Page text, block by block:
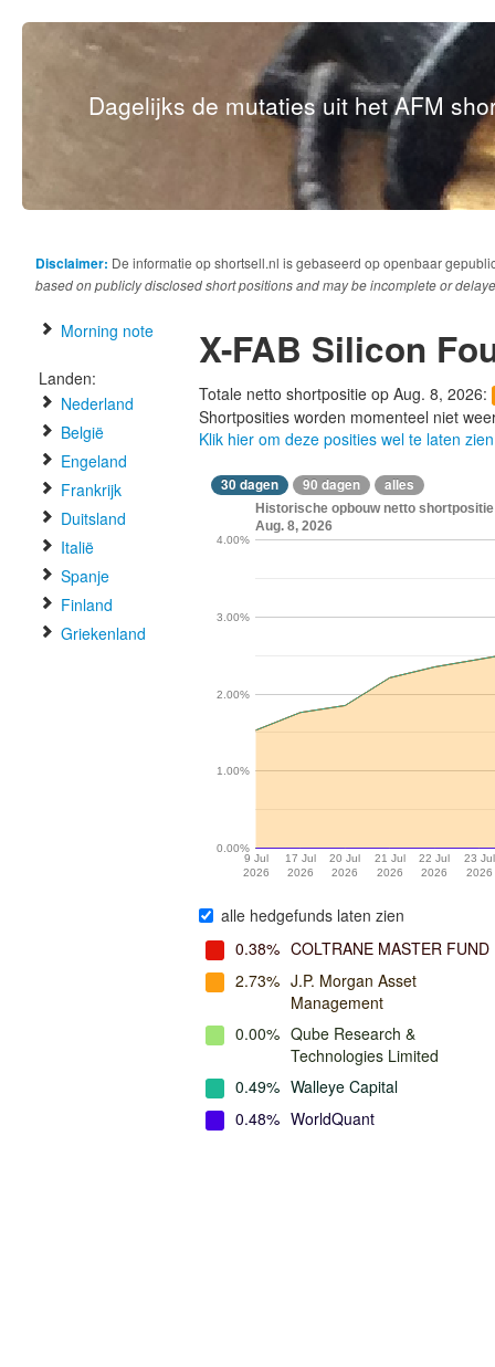
Dagelijks de mutaties uit het AFM
Disclaimer: De informatie op shortsell.nl is gebaseerd op openbaar
based on publicly disclosed short positions and may be incomplete or
Morning note
Landen:
Nederland
België
Engeland
Frankrijk
Duitsland
Italië
Spanje
Finland
Griekenland
X-FAB Silicon
Totale netto shortpositie op Aug. 8, 2026:
Shortposities worden momenteel niet
Klik hier om deze posities wel te laten zien
30 dagen 90 dagen alles
Historische opbouw netto
Aug. 8, 2026
9 Jul
2026
17 Jul
2026
20 Jul
2026
21 Jul
2026
22 Jul
2026
23 Jul
2026
0.00%
1.00%
2.00%
3.00%
4.00%
alle hedgefunds laten zien
0.38% COLTRANE MASTER FUND
2.73% J.P. Morgan Asset
Management
0.00% Qube Research &
Technologies Limited
0.49% Walleye Capital
0.48% WorldQuant